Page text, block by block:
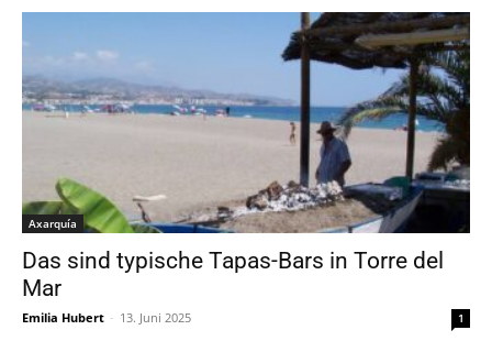
Axarquía
Das sind typische Tapas-Bars in Torre del
Mar
Emilia Hubert - 13. Juni 2025 1